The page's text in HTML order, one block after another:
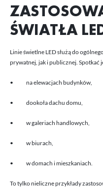
ŚWIATŁA
Linie świetlne LED służą do
prywatnej, jak i publicznej. Spotkać
• na elewacjach budynków,
• dookoła dachu domu,
• w galeriach handlowych,
• w biurach,
• w domach i mieszkaniach.
To tylko nieliczne przykłady